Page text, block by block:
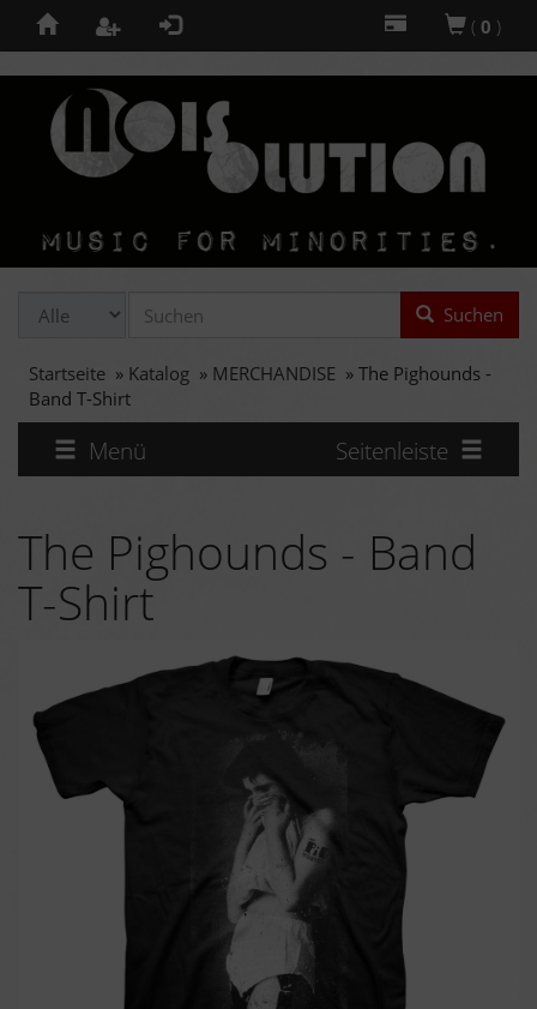
( 0 )
Suchen
Startseite » Katalog » MERCHANDISE » The Pighounds -
Band T-Shirt
Menü Seitenleiste
The Pighounds - Band
T-Shirt